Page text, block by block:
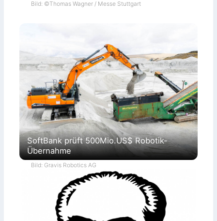
Bild: ©Thomas Wagner / Messe Stuttgart
SoftBank prüft 500Mio.US$ Robotik-
Übernahme
Bild: Gravis Robotics AG